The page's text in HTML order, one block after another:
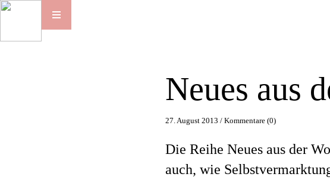
Neues aus
27. August 2013 /Kommentare (0)
Die Reihe Neues aus der
auch, wie